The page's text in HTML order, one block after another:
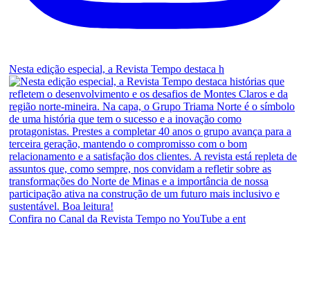
Nesta edição especial, a Revista Tempo destaca h
Confira no Canal da Revista Tempo no YouTube a ent